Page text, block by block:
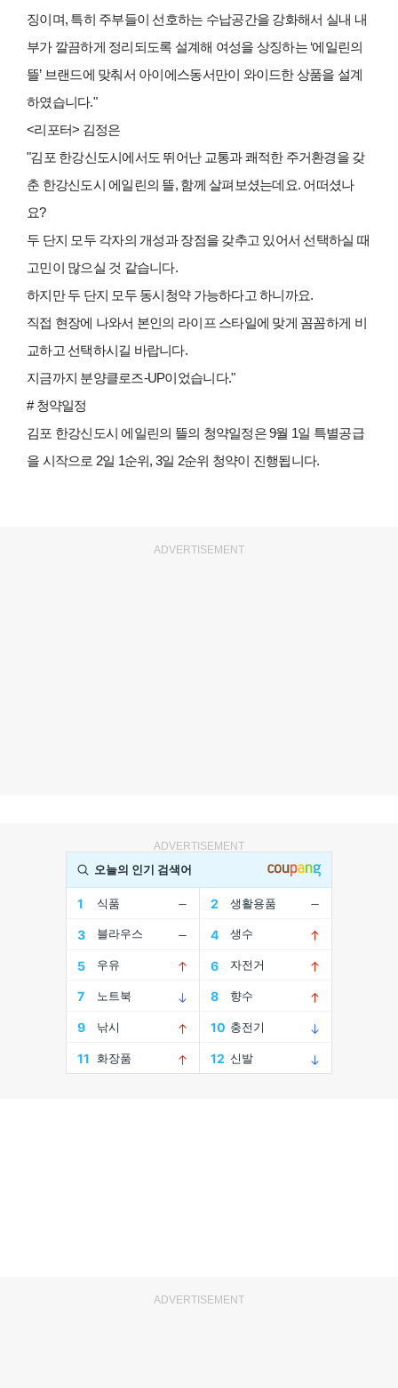
징이며, 특히 주부들이 선호하는 수납공간을 강화해서 실내 내
부가 깔끔하게 정리되도록 설계해 여성을 상징하는 ‘에일린의
뜰’ 브랜드에 맞춰서 아이에스동서만이 와이드한 상품을 설계
하였습니다."
<리포터> 김정은
"김포 한강신도시에서도 뛰어난 교통과 쾌적한 주거환경을 갖
춘 한강신도시 에일린의 뜰, 함께 살펴보셨는데요. 어떠셨나
요?
두 단지 모두 각자의 개성과 장점을 갖추고 있어서 선택하실 때
고민이 많으실 것 같습니다.
하지만 두 단지 모두 동시청약 가능하다고 하니까요.
직접 현장에 나와서 본인의 라이프 스타일에 맞게 꼼꼼하게 비
교하고 선택하시길 바랍니다.
지금까지 분양클로즈-UP이었습니다."
# 청약일정
김포 한강신도시 에일린의 뜰의 청약일정은 9월 1일 특별공급
을 시작으로 2일 1순위, 3일 2순위 청약이 진행됩니다.
ADVERTISEMENT
ADVERTISEMENT
ADVERTISEMENT